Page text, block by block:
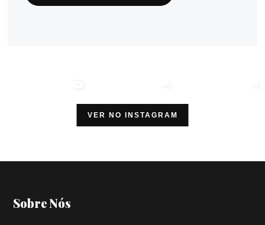
VER NO INSTAGRAM
Sobre Nós